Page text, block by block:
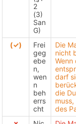
2
(3)
San
G)
(✓)
Frei
geg
ebe
n,
wen
n
beh
errs
cht
Die
nicht
Wenn
darf
die
des